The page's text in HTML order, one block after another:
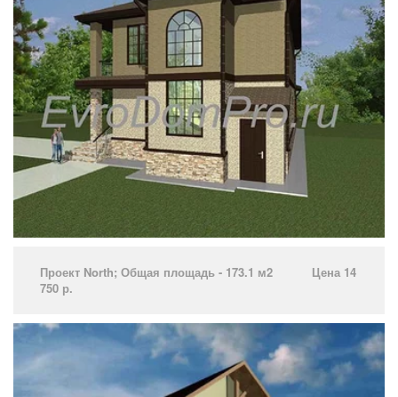
Проект North­; Общая площадь - 173.1 м2 Цена 14
750 р.­ ­